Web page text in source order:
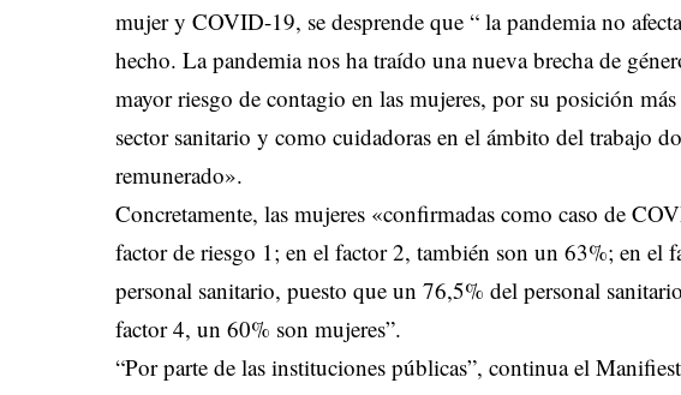
mujer y COVID-19, se desprende que “ la pandemia no
hecho. La pandemia nos ha traído una nueva brecha de
mayor riesgo de contagio en las mujeres, por su posición
sector sanitario y como cuidadoras en el ámbito del trabajo
remunerado».
Concretamente, las mujeres «confirmadas como caso de
factor de riesgo 1; en el factor 2, también son un 63%; en el
personal sanitario, puesto que un 76,5% del personal
factor 4, un 60% son mujeres”.
“Por parte de las instituciones públicas”, continua el